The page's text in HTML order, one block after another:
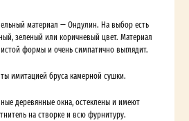
материал — Ондулин. На выбор есть
зеленый или коричневый цвет. Материал
формы и очень симпатично выглядит.
имитацией бруса камерной сушки.
деревянные окна, остеклены и имеют
на створке и всю фурнитуру.